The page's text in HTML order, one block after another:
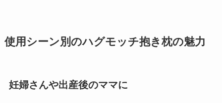
使用シーン別のハグモッチ抱き枕の魅力
妊婦さんや出産後のママに